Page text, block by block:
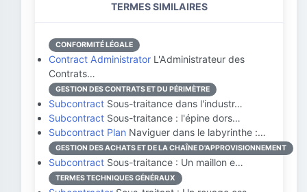
TERMES SIMILAIRES
CONFORMITÉ LÉGALE
Contract Administrator L'Administrateur des
Contrats…
GESTION DES CONTRATS ET DU PÉRIMÈTRE
Subcontract Sous-traitance dans l'industr…
Subcontract Sous-traitance : l'épine dors…
Subcontract Plan Naviguer dans le labyrinthe :…
GESTION DES ACHATS ET DE LA CHAÎNE D'APPROVISIONNEMENT
Subcontract Sous-traitance : Un maillon e…
TERMES TECHNIQUES GÉNÉRAUX